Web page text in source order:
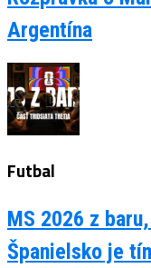
Argentína
Futbal
MS 2026 z
Španielsko je